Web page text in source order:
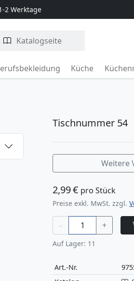
2 Werktage
Küche
Tischnummer 54
Weitere
2,99€ pro Stück
Preise exkl. MwSt. zzgl.
– +
Auf Lager: 11
Art.-Nr.